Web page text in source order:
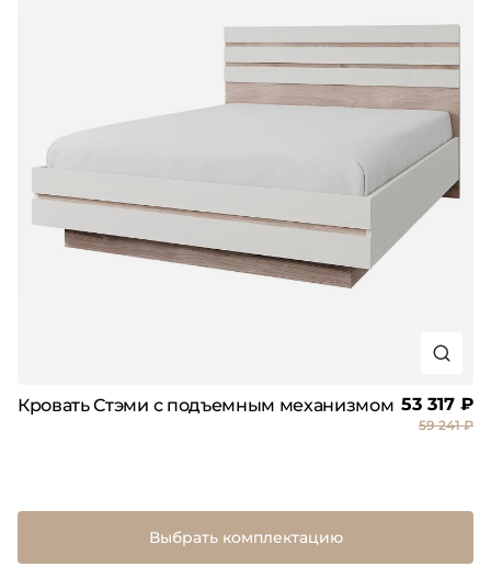
Кровать Стэми с подъемным механизмом 53 317 ₽
59 241 ₽
Выбрать комплектацию